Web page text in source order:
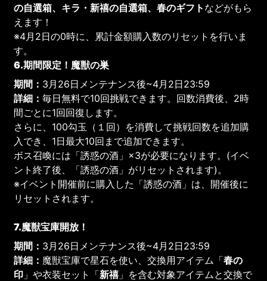
の自選箱、キラ・新禧の自選箱、春のギフト などがもら
えます！
※4月2日の0時に、累計金額購入数のリセットを行いま
す。
6.期間限定！魔獣の巣
期間： 3月26日メンテナンス後~4月2日23:59
詳細：毎日無料で10回挑戦できます。回数消費後、2時
間ごとに1回回復します。
さらに、100勾玉（１回）を消費して挑戦回数を追加購
入でき、1日最大10回まで追加できます。
ボス召喚には「誘惑の酒」×3が必要になります。(イベ
ント終了後、「誘惑の酒」がリセットされます)。
※イベント開催前に購入した「誘惑の酒」は、開催後に
リセットされます。
7.魔獣宝庫開放！
期間： 3月26日メンテナンス後~4月2日23:59
詳細： 魔獣宝庫で星石を使い、交換用アイテム「春の
印 」や衣装セット「新禧」を含む対象アイテムと交換で